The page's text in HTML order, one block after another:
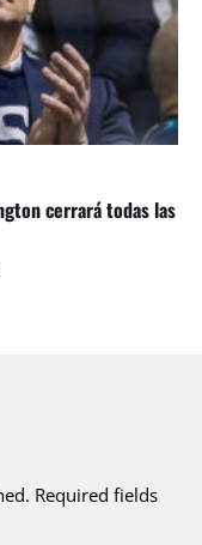
cerrará todas las
Required fields